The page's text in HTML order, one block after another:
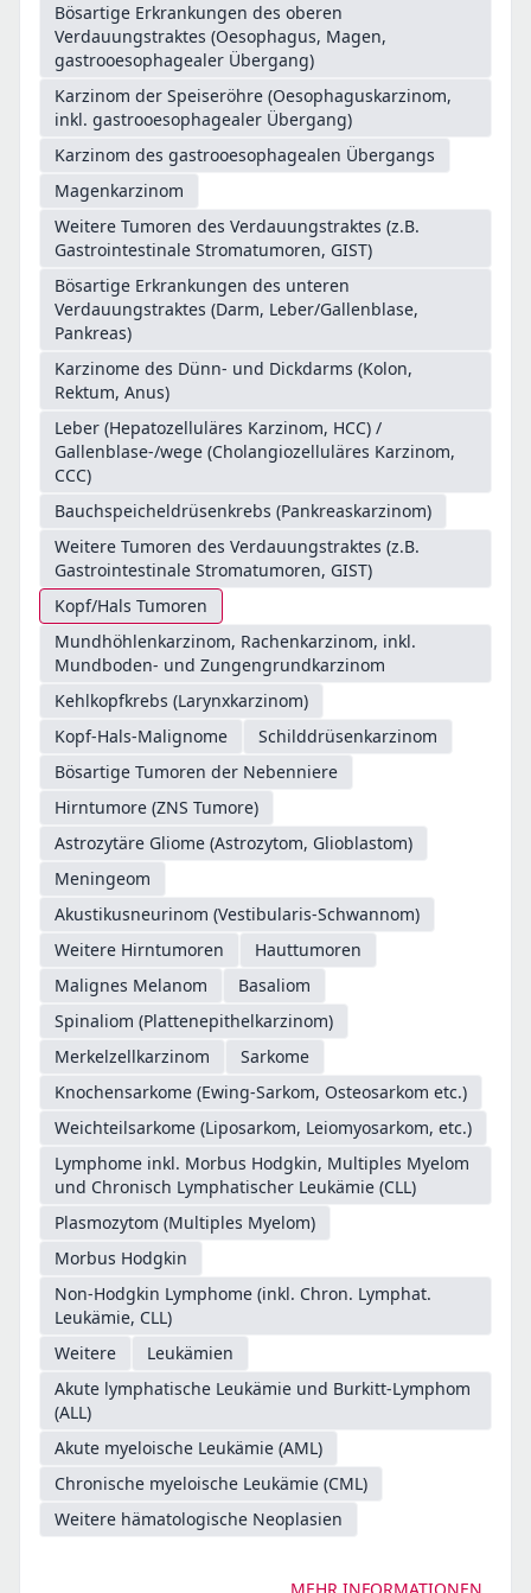
Bösartige Erkrankungen des oberen
Verdauungstraktes (Oesophagus, Magen,
gastrooesophagealer Übergang)
Karzinom der Speiseröhre (Oesophaguskarzinom,
inkl. gastrooesophagealer Übergang)
Karzinom des gastrooesophagealen Übergangs
Magenkarzinom
Weitere Tumoren des Verdauungstraktes (z.B.
Gastrointestinale Stromatumoren, GIST)
Bösartige Erkrankungen des unteren
Verdauungstraktes (Darm, Leber/Gallenblase,
Pankreas)
Karzinome des Dünn- und Dickdarms (Kolon,
Rektum, Anus)
Leber (Hepatozelluläres Karzinom, HCC) /
Gallenblase-/wege (Cholangiozelluläres Karzinom,
CCC)
Bauchspeicheldrüsenkrebs (Pankreaskarzinom)
Weitere Tumoren des Verdauungstraktes (z.B.
Gastrointestinale Stromatumoren, GIST)
Kopf/Hals Tumoren
Mundhöhlenkarzinom, Rachenkarzinom, inkl.
Mundboden- und Zungengrundkarzinom
Kehlkopfkrebs (Larynxkarzinom)
Kopf-Hals-Malignome
Schilddrüsenkarzinom
Bösartige Tumoren der Nebenniere
Hirntumore (ZNS Tumore)
Astrozytäre Gliome (Astrozytom, Glioblastom)
Meningeom
Akustikusneurinom (Vestibularis-Schwannom)
Weitere Hirntumoren
Hauttumoren
Malignes Melanom
Basaliom
Spinaliom (Plattenepithelkarzinom)
Merkelzellkarzinom
Sarkome
Knochensarkome (Ewing-Sarkom, Osteosarkom etc.)
Weichteilsarkome (Liposarkom, Leiomyosarkom, etc.)
Lymphome inkl. Morbus Hodgkin, Multiples Myelom
und Chronisch Lymphatischer Leukämie (CLL)
Plasmozytom (Multiples Myelom)
Morbus Hodgkin
Non-Hodgkin Lymphome (inkl. Chron. Lymphat.
Leukämie, CLL)
Weitere
Leukämien
Akute lymphatische Leukämie und Burkitt-Lymphom
(ALL)
Akute myeloische Leukämie (AML)
Chronische myeloische Leukämie (CML)
Weitere hämatologische Neoplasien